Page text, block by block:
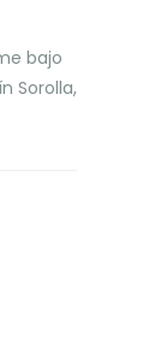
bajo
Sorolla,